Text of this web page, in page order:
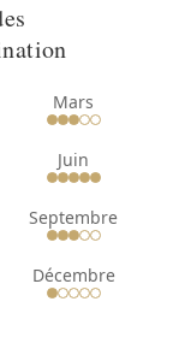
Mars
Juin
Septembre
Décembre